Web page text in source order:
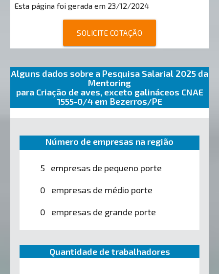
Esta página foi gerada em 23/12/2024
SOLICITE COTAÇÃO
Alguns dados sobre a Pesquisa Salarial 2025 da
Mentoring
para Criação de aves, exceto galináceos CNAE
1555-0/4 em Bezerros/PE
Número de empresas na região
5 empresas de pequeno porte
0 empresas de médio porte
0 empresas de grande porte
Quantidade de trabalhadores